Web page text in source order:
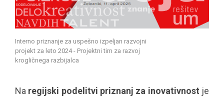
Interno priznanje za uspešno izpeljan razvojni
projekt za leto 2024 - Projektni tim za razvoj
krogličnega razbijalca
Na regijski podelitvi priznanj za inovativnost je